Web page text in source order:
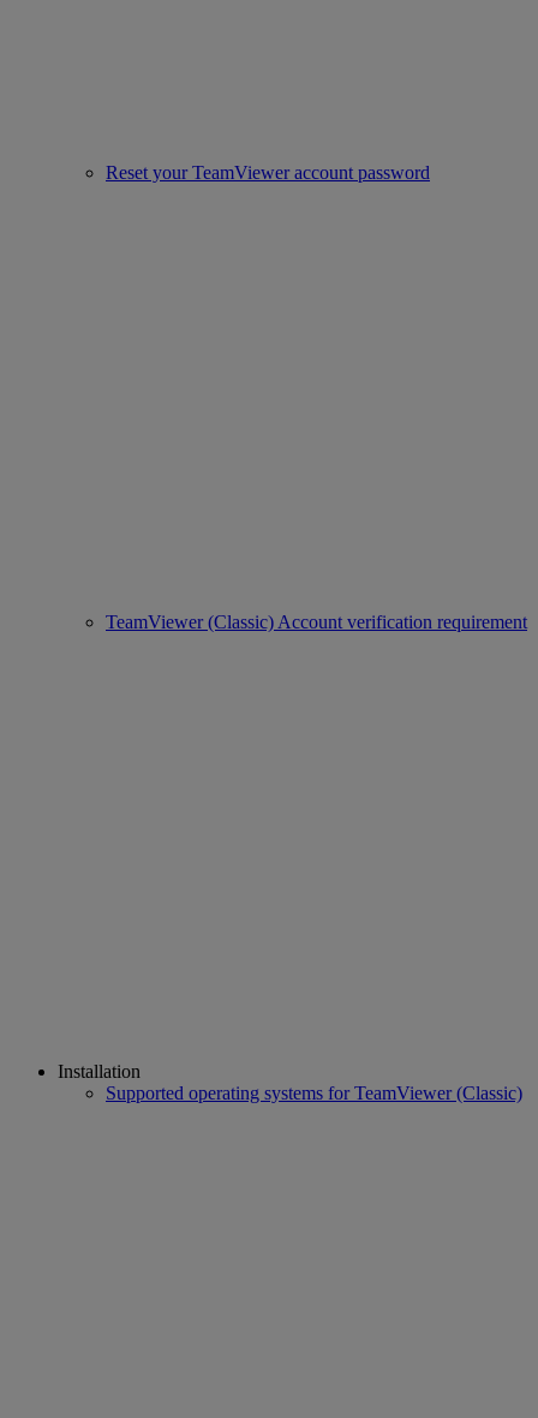
Reset your TeamViewer account password
TeamViewer (Classic) Account verification requirement
Installation
Supported operating systems for TeamViewer (Classic)